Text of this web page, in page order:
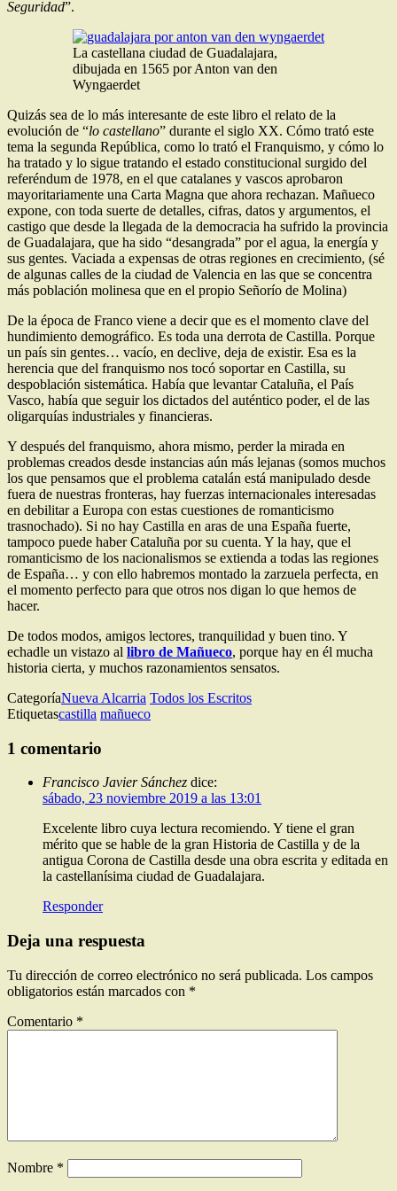
Seguridad”.
La castellana ciudad de Guadalajara,
dibujada en 1565 por Anton van den
Wyngaerdet
Quizás sea de lo más interesante de este libro el relato de la
evolución de “lo castellano” durante el siglo XX. Cómo trató este
tema la segunda República, como lo trató el Franquismo, y cómo lo
ha tratado y lo sigue tratando el estado constitucional surgido del
referéndum de 1978, en el que catalanes y vascos aprobaron
mayoritariamente una Carta Magna que ahora rechazan. Mañueco
expone, con toda suerte de detalles, cifras, datos y argumentos, el
castigo que desde la llegada de la democracia ha sufrido la provincia
de Guadalajara, que ha sido “desangrada” por el agua, la energía y
sus gentes. Vaciada a expensas de otras regiones en crecimiento, (sé
de algunas calles de la ciudad de Valencia en las que se concentra
más población molinesa que en el propio Señorío de Molina)
De la época de Franco viene a decir que es el momento clave del
hundimiento demográfico. Es toda una derrota de Castilla. Porque
un país sin gentes… vacío, en declive, deja de existir. Esa es la
herencia que del franquismo nos tocó soportar en Castilla, su
despoblación sistemática. Había que levantar Cataluña, el País
Vasco, había que seguir los dictados del auténtico poder, el de las
oligarquías industriales y financieras.
Y después del franquismo, ahora mismo, perder la mirada en
problemas creados desde instancias aún más lejanas (somos muchos
los que pensamos que el problema catalán está manipulado desde
fuera de nuestras fronteras, hay fuerzas internacionales interesadas
en debilitar a Europa con estas cuestiones de romanticismo
trasnochado). Si no hay Castilla en aras de una España fuerte,
tampoco puede haber Cataluña por su cuenta. Y la hay, que el
romanticismo de los nacionalismos se extienda a todas las regiones
de España… y con ello habremos montado la zarzuela perfecta, en
el momento perfecto para que otros nos digan lo que hemos de
hacer.
De todos modos, amigos lectores, tranquilidad y buen tino. Y
echadle un vistazo al libro de Mañueco, porque hay en él mucha
historia cierta, y muchos razonamientos sensatos.
CategoríaNueva Alcarria Todos los Escritos
Etiquetascastilla mañueco
1 comentario
Francisco Javier Sánchez dice:
sábado, 23 noviembre 2019 a las 13:01
Excelente libro cuya lectura recomiendo. Y tiene el gran
mérito que se hable de la gran Historia de Castilla y de la
antigua Corona de Castilla desde una obra escrita y editada en
la castellanísima ciudad de Guadalajara.
Responder
Deja una respuesta
Tu dirección de correo electrónico no será publicada. Los campos
obligatorios están marcados con *
Comentario *
Nombre *